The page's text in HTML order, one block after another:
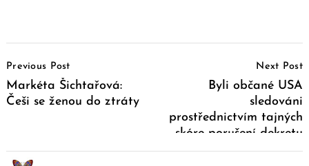
Navigation
Previous Post
Markéta Šichtařová:
Češi se ženou do ztráty
Next Post
Byli občané USA
sledováni
prostřednictvím tajných
skóre porušení dekretu
covid-19?